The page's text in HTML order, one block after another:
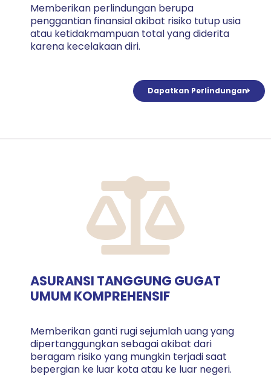
Memberikan perlindungan berupa
penggantian finansial akibat risiko tutup usia
atau ketidakmampuan total yang diderita
karena kecelakaan diri.
Dapatkan Perlindungan
ASURANSI TANGGUNG GUGAT
UMUM KOMPREHENSIF
Memberikan ganti rugi sejumlah uang yang
dipertanggungkan sebagai akibat dari
beragam risiko yang mungkin terjadi saat
bepergian ke luar kota atau ke luar negeri.